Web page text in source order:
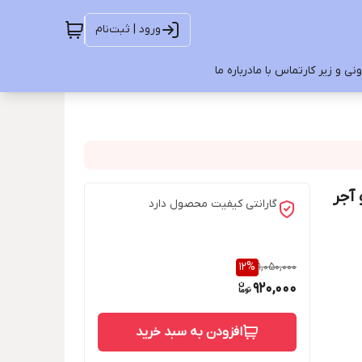
ورود | ثبت‌نام
و زیر کارتماس با مادرباره ما
گارانتی کیفیت محصول دارد
1,050,000
12%
920,000
افزودن به سبد خرید